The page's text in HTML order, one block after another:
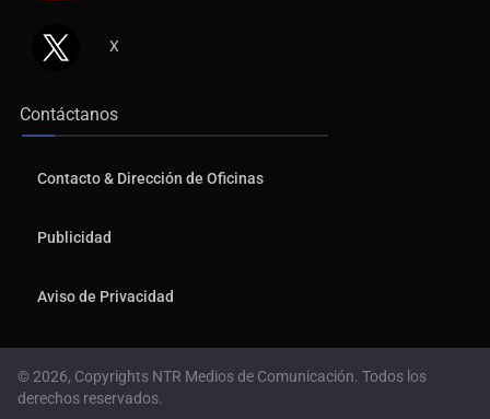
X
Contáctanos
Contacto & Dirección de Oficinas
Publicidad
Aviso de Privacidad
© 2026, Copyrights NTR Medios de Comunicación. Todos los
derechos reservados.